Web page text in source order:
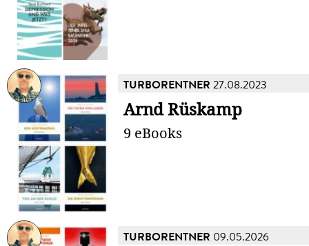
TURBORENTNER 27.08.2023
Arnd Rüskamp
9 eBooks
TURBORENTNER 09.05.2026